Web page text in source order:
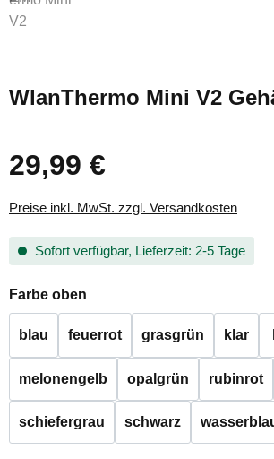
WlanThermo Mini V2
Regulärer Preis:
29,99 €
Preise inkl. MwSt. zzgl. Versandkosten
Sofort verfügbar, Lieferzeit: 2-5 Tage
Farbe oben
blau feuerrot grasgrün klar
melonengelb opalgrün rubinrot
schiefergrau schwarz